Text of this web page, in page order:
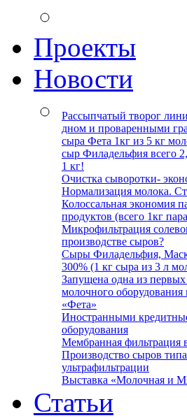
Проекты
Новости
Рассыпчатый творог
дном и проваренными
сыра Фета 1кг из 5 кг
сыр Филадельфия всего
1 кг!
Очистка сыворотки-
Нормализация молока.
Колоссальная экономия
продуктов (всего 1кг
Микрофильтрация
производстве сыров?
Сыры Филадельфия,
300% (1 кг сыра из 3 л
Запущена одна из
молочного
«Фета»
Иностранными
оборудования
Мембранная
Производство сыров
ультрафильтрации
Выставка «Молочная и
Статьи